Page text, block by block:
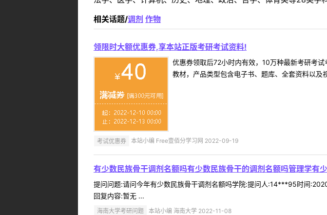
相关话题/调剂 作物
领限时大额优惠券,享本站正版考研考试资料!
优惠券领取后72小时内有效，10万种最新考研考
教材，产品类型包含电子书、题库、全套资料以
考试优惠券 本站小编 Free壹佰分学习网 2022-09-19
有少数民族骨干调剂名额吗有少数民族骨干的调剂名额吗管理学有少
提问问题:请问今年有少数民族骨干调剂名额吗学院:提问人:14***95时间
回复内容:暂无 ...
海南大学考研问题 本站小编 海南大学 2022-11-08